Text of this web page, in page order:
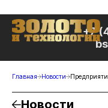
+7
Главная Новости
Новости